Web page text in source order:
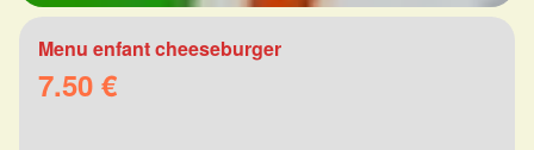
Menu enfant cheeseburger
7.50 €